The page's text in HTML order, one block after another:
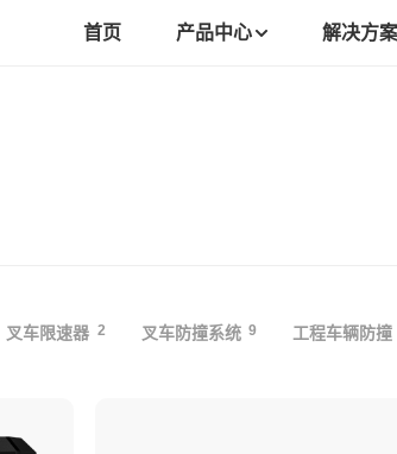
首页 产品中心 解决方案
叉车限速器 2 叉车防撞系统 9 工程车辆防撞